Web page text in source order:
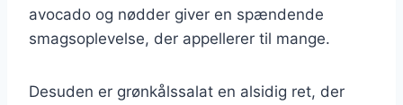
avocado og nødder giver en spændende
smagsoplevelse, der appellerer til mange.
Desuden er grønkålssalat en alsidig ret, der